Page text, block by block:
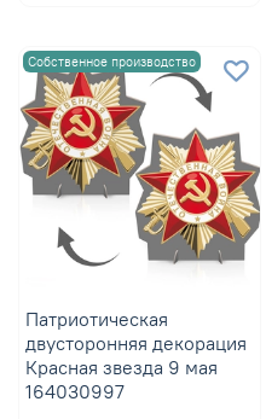
Собственное производство
Патриотическая
двусторонняя декорация
Красная звезда 9 мая
164030997